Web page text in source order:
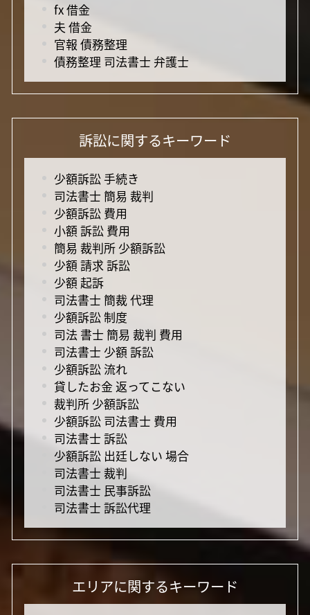
fx 借金
夫 借金
官報 債務整理
債務整理 司法書士 弁護士
訴訟に関するキーワード
少額訴訟 手続き
司法書士 簡易 裁判
少額訴訟 費用
小額 訴訟 費用
簡易 裁判所 少額訴訟
少額 請求 訴訟
少額 起訴
司法書士 簡裁 代理
少額訴訟 制度
司法 書士 簡易 裁判 費用
司法書士 少額 訴訟
少額訴訟 流れ
貸したお金 返ってこない
裁判所 少額訴訟
少額訴訟 司法書士 費用
司法書士 訴訟
少額訴訟 出廷しない 場合
司法書士 裁判
司法書士 民事訴訟
司法書士 訴訟代理
エリアに関するキーワード